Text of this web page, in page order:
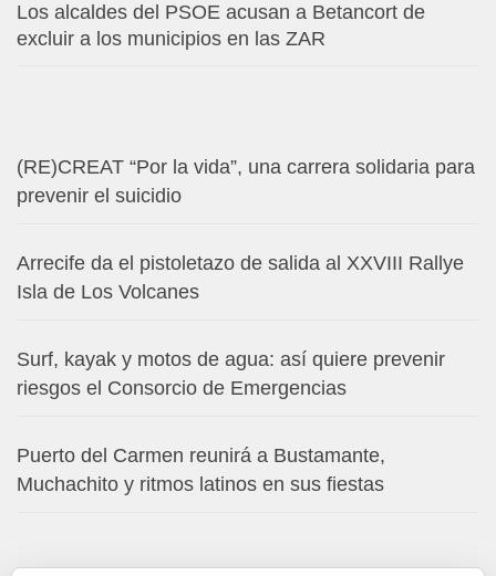
Los alcaldes del PSOE acusan a Betancort de
excluir a los municipios en las ZAR
(RE)CREAT “Por la vida”, una carrera solidaria para
prevenir el suicidio
Arrecife da el pistoletazo de salida al XXVIII Rallye
Isla de Los Volcanes
Surf, kayak y motos de agua: así quiere prevenir
riesgos el Consorcio de Emergencias
Puerto del Carmen reunirá a Bustamante,
Muchachito y ritmos latinos en sus fiestas